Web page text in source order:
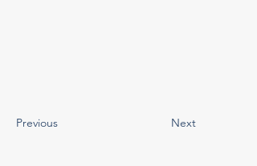
Previous Next